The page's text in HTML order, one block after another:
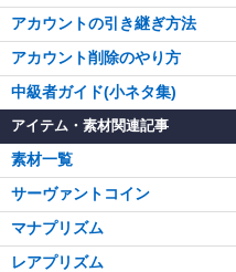
アカウントの引き継ぎ方法
アカウント削除のやり方
中級者ガイド(小ネタ集)
アイテム・素材関連記事
素材一覧
サーヴァントコイン
マナプリズム
レアプリズム